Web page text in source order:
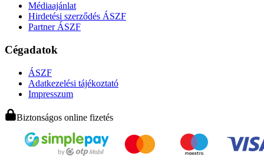
Médiaajánlat
Hirdetési szerződés ÁSZF
Partner ÁSZF
Cégadatok
ÁSZF
Adatkezelési tájékoztató
Impresszum
Biztonságos online fizetés